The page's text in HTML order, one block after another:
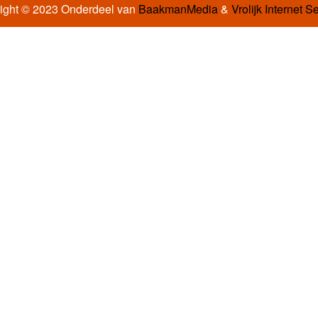
© 2023 Onderdeel van BaakmanMedia& Vrolijk Internet